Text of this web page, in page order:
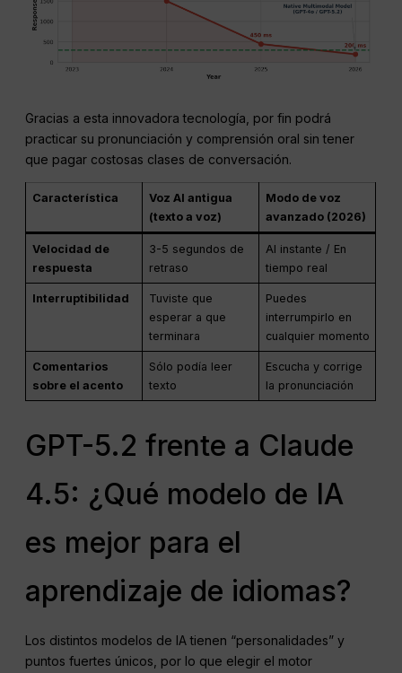
Gracias a esta innovadora tecnología, por fin podrá
practicar su pronunciación y comprensión oral sin tener
que pagar costosas clases de conversación.
Característica
Voz AI antigua
(texto a voz)
Modo de voz
avanzado (2026)
Velocidad de
respuesta
3-5 segundos de
retraso
Al instante / En
tiempo real
Interruptibilidad
Tuviste que
esperar a que
terminara
Puedes
interrumpirlo en
cualquier momento
Comentarios
sobre el acento
Sólo podía leer
texto
Escucha y corrige
la pronunciación
GPT-5.2 frente a Claude
4.5: ¿Qué modelo de IA
es mejor para el
aprendizaje de idiomas?
Los distintos modelos de IA tienen “personalidades” y
puntos fuertes únicos, por lo que elegir el motor